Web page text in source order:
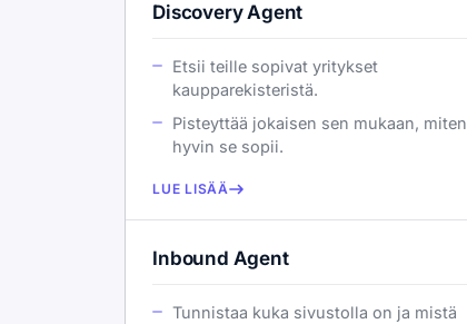
Discovery Agent
Etsii teille sopivat yritykset
kaupparekisteristä.
Pisteyttää jokaisen sen mukaan, miten
hyvin se sopii.
LUE LISÄÄ
Inbound Agent
Tunnistaa kuka sivustolla on ja mistä